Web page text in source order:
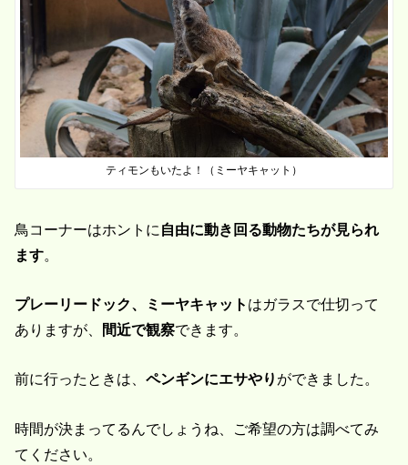
ティモンもいたよ！（ミーヤキャット）
鳥コーナーはホントに 自由に動き回る動物たちが見られ
ます。
プレーリードック、ミーヤキャット はガラスで仕切って
ありますが、 間近で観察できます。
前に行ったときは、ペンギンにエサやり ができました。
時間が決まってるんでしょうね、ご希望の方は調べてみ
てください。